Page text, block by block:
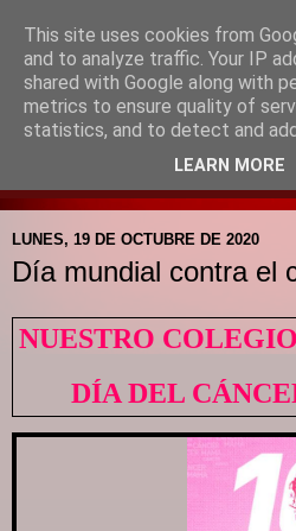
Blog de la
Colegio Santa
Providencia
LUNES, 19 DE OCTUBRE DE 2020
Día mundial contra el
NUESTRO
DÍA DEL
This site uses cookies from
and to analyze traffic. Your IP
shared with Google along with
metrics to ensure quality of
statistics, and to detect and
LEARN MORE